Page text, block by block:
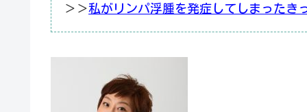
＞＞私がリンパ浮腫を発症してしまったき